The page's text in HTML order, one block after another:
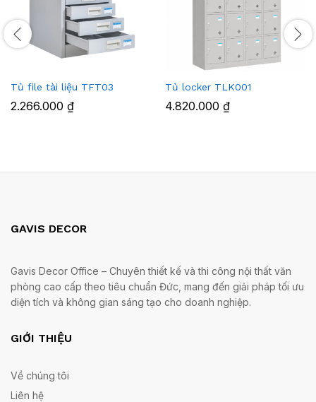
Tủ file tài liệu TFT03
2.266.000 ₫
Tủ locker TLK001
4.820.000 ₫
GAVIS DECOR
Gavis Decor Office – Chuyên thiết kế và thi công nội thất văn
phòng cao cấp theo tiêu chuẩn Đức, mang đến giải pháp tối ưu
diện tích và không gian sáng tạo cho doanh nghiệp.
GIỚI THIỆU
Về chúng tôi
Liên hệ